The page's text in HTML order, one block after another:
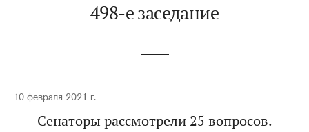
498-е заседание
10 февраля 2021 г.
Сенаторы рассмотрели 25 вопросов.